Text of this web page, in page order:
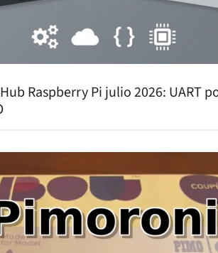
Raspberry Pi julio 2026: UART